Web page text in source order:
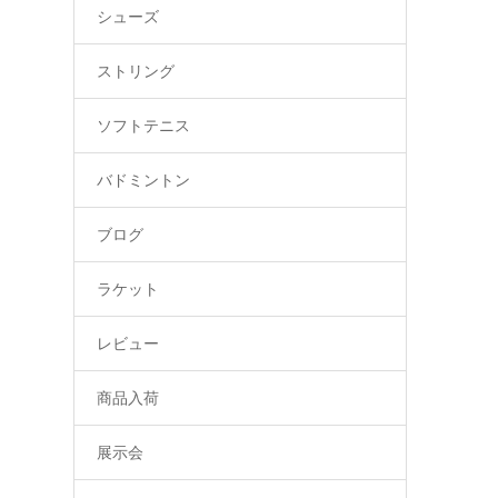
シューズ
ストリング
ソフトテニス
バドミントン
ブログ
ラケット
レビュー
商品入荷
展示会